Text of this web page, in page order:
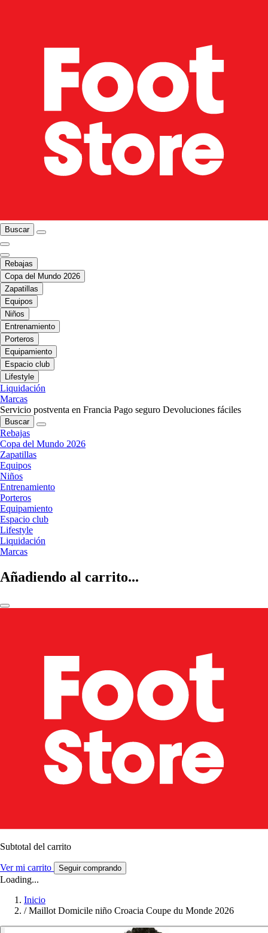
Buscar
Rebajas
Copa del Mundo 2026
Zapatillas
Equipos
Niños
Entrenamiento
Porteros
Equipamiento
Espacio club
Lifestyle
Liquidación
Marcas
Servicio postventa en Francia Pago seguro Devoluciones fáciles
Buscar
Rebajas
Copa del Mundo 2026
Zapatillas
Equipos
Niños
Entrenamiento
Porteros
Equipamiento
Espacio club
Lifestyle
Liquidación
Marcas
Añadiendo al carrito...
Subtotal del carrito
Ver mi carrito Seguir comprando
Loading...
Inicio
/ Maillot Domicile niño Croacia Coupe du Monde 2026